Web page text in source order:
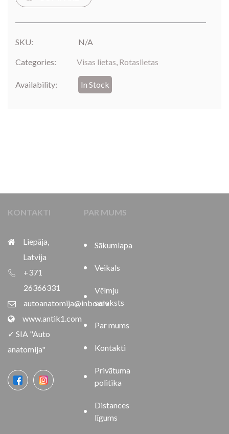
SKU: N/A
Categories: Visas lietas, Rotaslietas
Availability: In Stock
KONTAKTI
Liepāja,
Latvija
+371
26366331
autoanatomija@inbox.lv
www.antik1.com
✓ SIA "Auto
anatomija"
PAR MUMS
Sākumlapa
Veikals
Vēlmju
saraksts
Par mums
Kontakti
Privātuma
politika
Distances
līgums